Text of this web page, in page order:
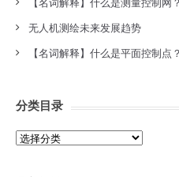
无人机测绘未来发展趋势
【名词解释】什么是平面控制点？
分类目录
分